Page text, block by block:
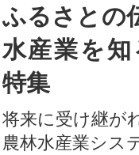
ふるさとの
水産業を
特集
将来に受け継が
農林水産業シス